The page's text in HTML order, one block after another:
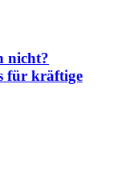
nicht?
für kräftige